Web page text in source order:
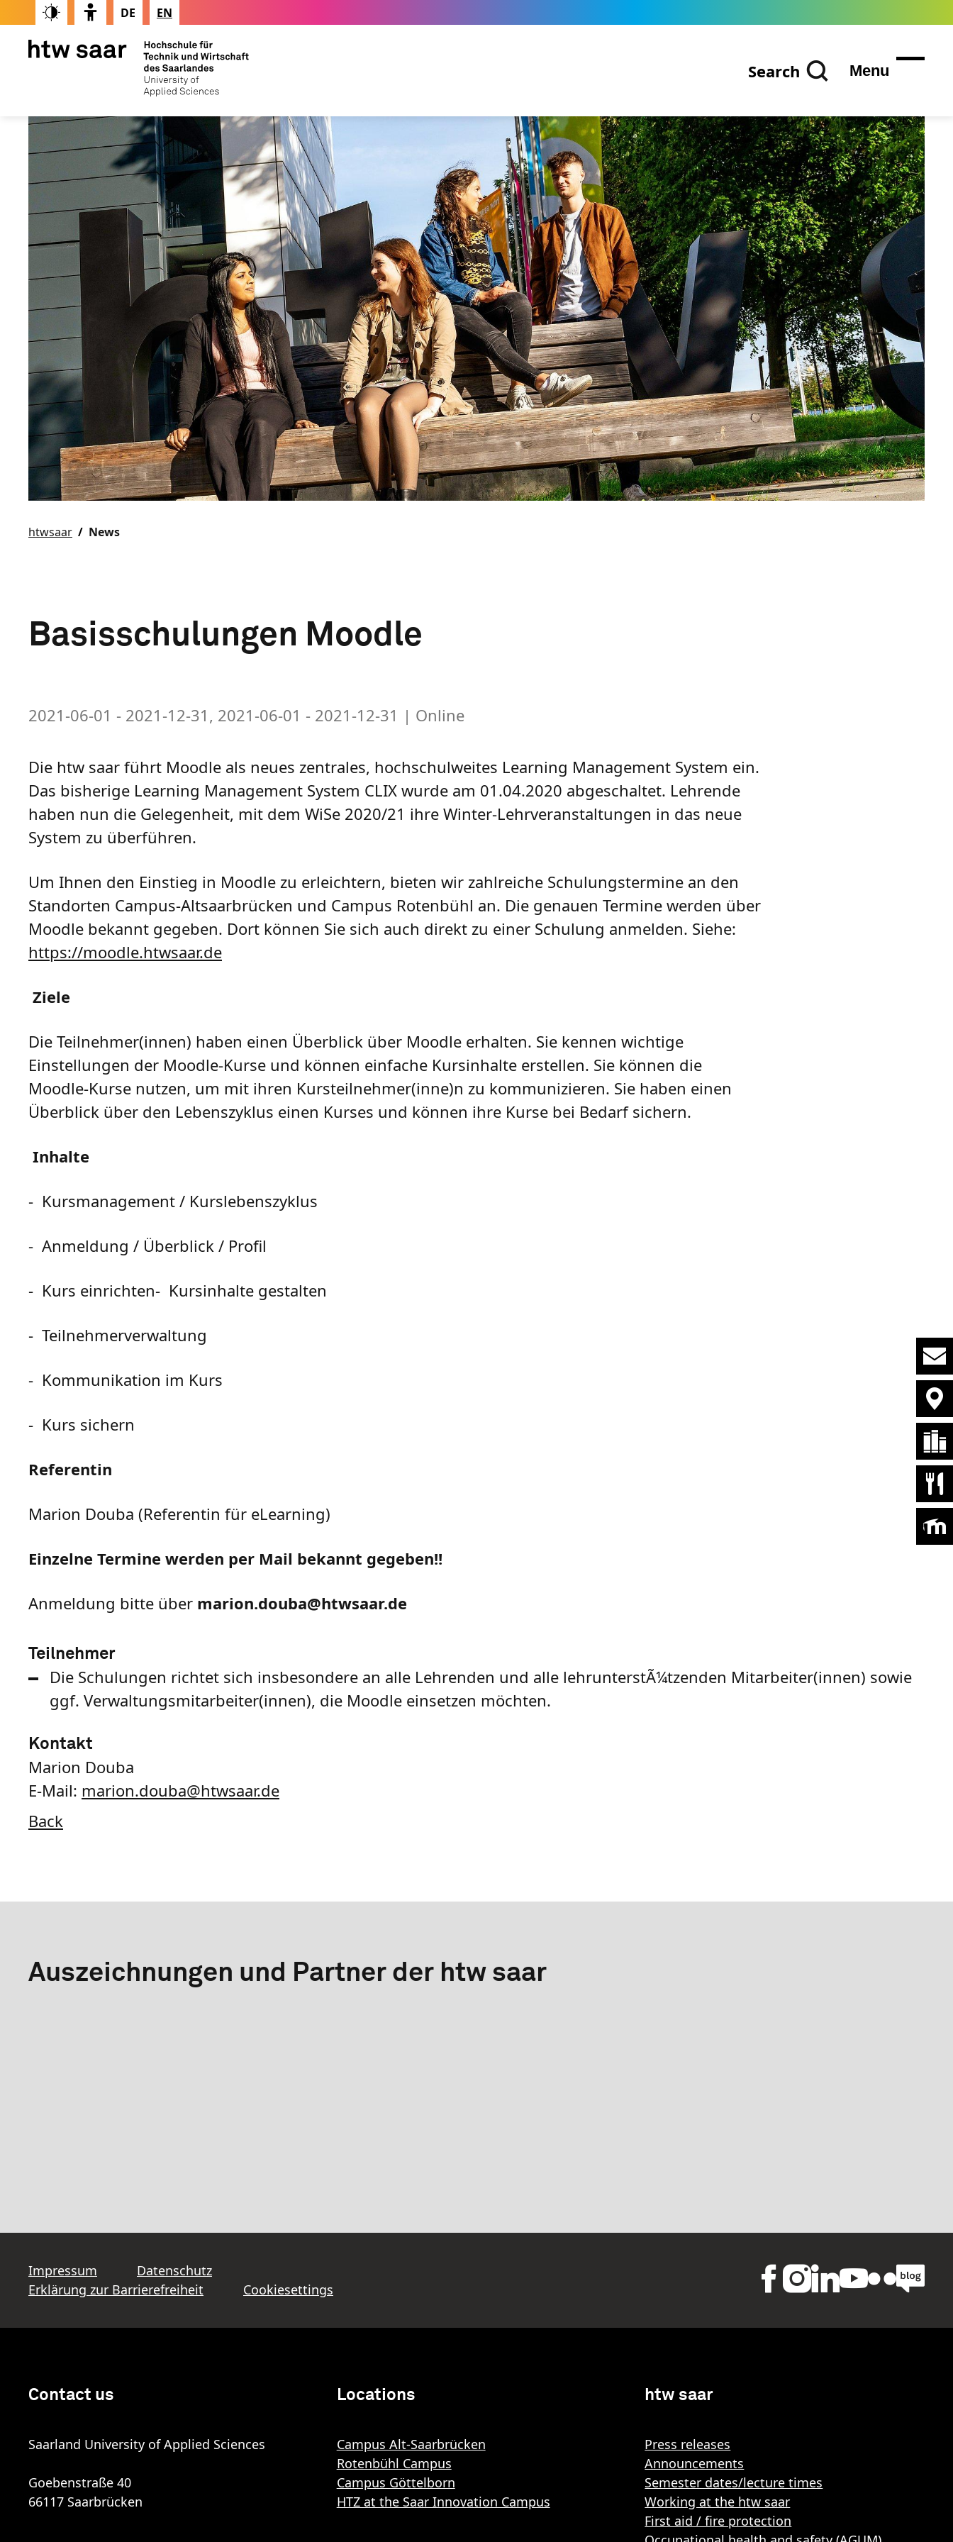
DE EN
Search Menu
htwsaar News
Basisschulungen Moodle
2021-06-01 - 2021-12-31, 2021-06-01 - 2021-12-31 | Online
Die htw saar führt Moodle als neues zentrales, hochschulweites Learning Management System ein.
Das bisherige Learning Management System CLIX wurde am 01.04.2020 abgeschaltet. Lehrende
haben nun die Gelegenheit, mit dem WiSe 2020/21 ihre Winter-Lehrveranstaltungen in das neue
System zu überführen.
Um Ihnen den Einstieg in Moodle zu erleichtern, bieten wir zahlreiche Schulungstermine an den
Standorten Campus-Altsaarbrücken und Campus Rotenbühl an. Die genauen Termine werden über
Moodle bekannt gegeben. Dort können Sie sich auch direkt zu einer Schulung anmelden. Siehe:
https://moodle.htwsaar.de
Ziele
Die Teilnehmer(innen) haben einen Überblick über Moodle erhalten. Sie kennen wichtige
Einstellungen der Moodle-Kurse und können einfache Kursinhalte erstellen. Sie können die
Moodle-Kurse nutzen, um mit ihren Kursteilnehmer(inne)n zu kommunizieren. Sie haben einen
Überblick über den Lebenszyklus einen Kurses und können ihre Kurse bei Bedarf sichern.
Inhalte
- Kursmanagement / Kurslebenszyklus
- Anmeldung / Überblick / Profil
- Kurs einrichten- Kursinhalte gestalten
- Teilnehmerverwaltung
- Kommunikation im Kurs
- Kurs sichern
Referentin
Marion Douba (Referentin für eLearning)
Einzelne Termine werden per Mail bekannt gegeben!!
Anmeldung bitte über marion.douba@htwsaar.de
Teilnehmer
Die Schulungen richtet sich insbesondere an alle Lehrenden und alle lehrunterstÃ¼tzenden Mitarbeiter(innen) sowie
ggf. Verwaltungsmitarbeiter(innen), die Moodle einsetzen möchten.
Kontakt
Marion Douba
E-Mail: marion.douba@htwsaar.de
Back
Auszeichnungen und Partner der htw saar
Impressum
Datenschutz
Erklärung zur Barrierefreiheit
Cookiesettings
Contact us
Saarland University of Applied Sciences
Goebenstraße 40
66117 Saarbrücken
Locations
Campus Alt-Saarbrücken
Rotenbühl Campus
Campus Göttelborn
HTZ at the Saar Innovation Campus
htw saar
Press releases
Announcements
Semester dates/lecture times
Working at the htw saar
First aid / fire protection